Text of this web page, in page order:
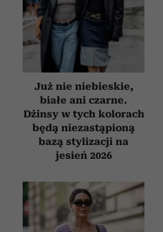
Już nie niebieskie,
białe ani czarne.
Dżinsy w tych kolorach
będą niezastąpioną
bazą stylizacji na
jesień 2026